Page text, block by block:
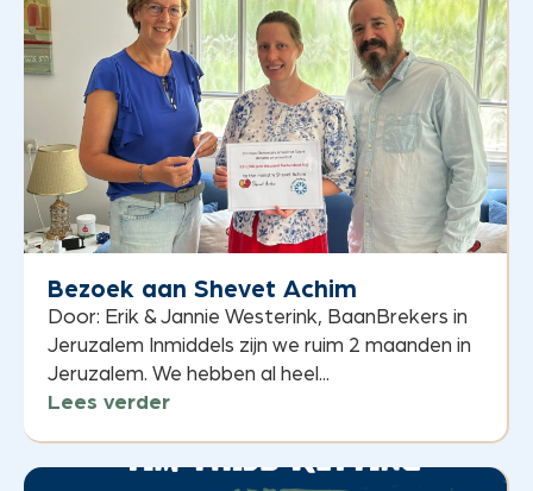
Bezoek aan Shevet Achim
Door: Erik & Jannie Westerink, BaanBrekers in
Jeruzalem Inmiddels zijn we ruim 2 maanden in
Jeruzalem. We hebben al heel...
Lees verder